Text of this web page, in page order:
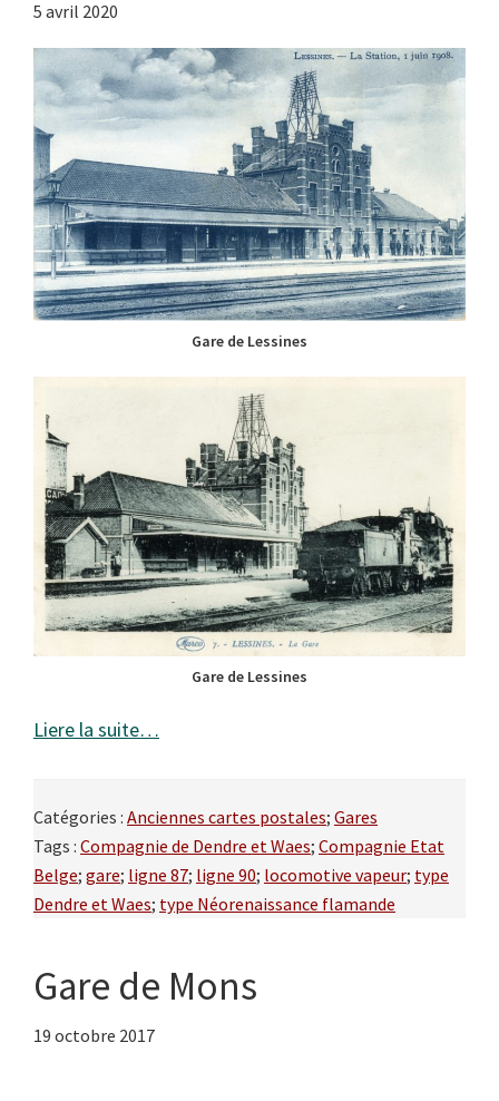
5 avril 2020
Gare de Lessines
Gare de Lessines
Liere la suite…
Catégories : Anciennes cartes postales; Gares
Tags : Compagnie de Dendre et Waes; Compagnie Etat
Belge; gare; ligne 87; ligne 90; locomotive vapeur; type
Dendre et Waes; type Néorenaissance flamande
Gare de Mons
19 octobre 2017